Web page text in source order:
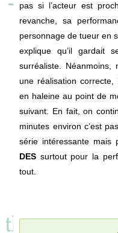
pas si l’acteur est
revanche, sa
personnage de tueur en
explique qu’il gardait
surréaliste.
une réalisation
en haleine au point de
suivant. En fait, on
minutes environ c’est
série intéressante mais
DES surtout pour la
tout.